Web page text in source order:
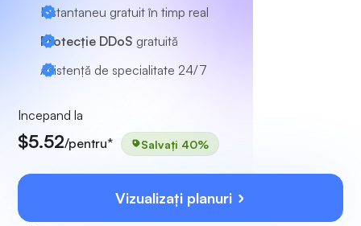
Instantaneu gratuit în timp real
Protecție DDoS gratuită
Asistență de specialitate 24/7
Incepand la
$5.52/pentru* Salvați 40%
Vizualizați planuri